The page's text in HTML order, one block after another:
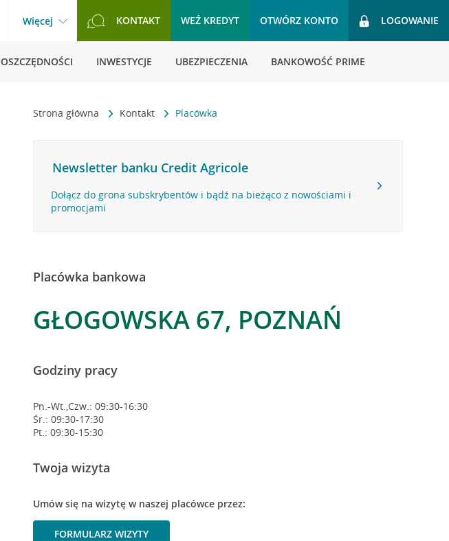
Więcej KONTAKT WEŹ KREDYT OTWÓRZ KONTO LOGOWANIE
OSZCZĘDNOŚCI INWESTYCJE UBEZPIECZENIA BANKOWOŚĆ PRIME
Strona główna Kontakt Placówka
Newsletter banku Credit Agricole
Dołącz do grona subskrybentów i bądź na bieżąco z nowościami i
promocjami
Placówka bankowa
GŁOGOWSKA 67, POZNAŃ
Godziny pracy
Pn.-Wt.,Czw.: 09:30-16:30
Śr.: 09:30-17:30
Pt.: 09:30-15:30
Twoja wizyta
Umów się na wizytę w naszej placówce przez:
FORMULARZ WIZYTY